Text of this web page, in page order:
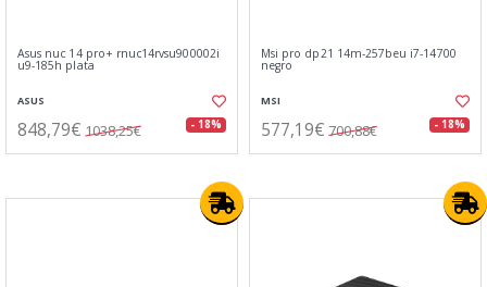
Asus nuc 14 pro+ rnuc14rvsu900002i
u9-185h plata
ASUS
848,79€ 1038,25€ - 18%
Msi pro dp21 14m-257beu i7-14700
negro
MSI
577,19€ 700,88€ - 18%